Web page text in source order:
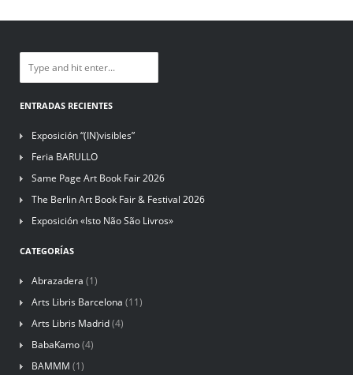
ENTRADAS RECIENTES
Exposición “(IN)visibles”
Feria BARULLO
Same Page Art Book Fair 2026
The Berlin Art Book Fair & Festival 2026
Exposición «Isto Não São Livros»
CATEGORÍAS
Abrazadera (1)
Arts Libris Barcelona (11)
Arts Libris Madrid(4)
BabaKamo(4)
BAMMM (1)